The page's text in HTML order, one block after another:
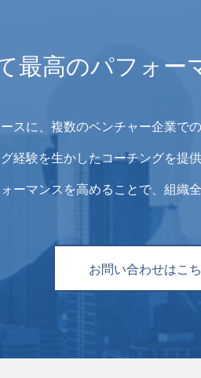
最高のパフォー
スに、複数のベンチャー企業で
経験を生かしたコーチングを提
ーマンスを高めることで、組織
お問い合わせはこ